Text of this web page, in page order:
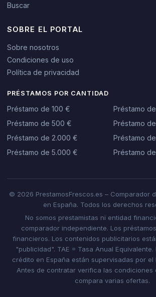
Buscar
SOBRE EL PORTAL
Sobre nosotros
Condiciones de uso
Política de privacidad
PRÉSTAMOS POR CANTIDAD
Préstamo de 100 €
Préstamo
Préstamo de 500 €
Préstamo
Préstamo de 2.000 €
Préstamo
Préstamo de 5.000 €
Préstamo
© 2026 PrestamosFrescos.es – Comparador
en España. Todos los derechos
No somos prestamistas ni entidad
comparador independiente. Los
financieros. Los contenidos publicitarios
"publicidad". TAE = Tasa Anual
crédito en España están supervisadas por el
Antes de contratar verifica las condiciones
compara varias ofertas.